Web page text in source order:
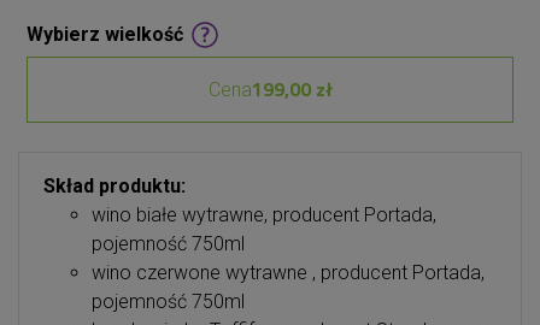
Wybierz wielkość
Cena199,00 zł
Skład produktu:
wino białe wytrawne, producent Portada,
pojemność 750ml
wino czerwone wytrawne , producent Portada,
pojemność 750ml